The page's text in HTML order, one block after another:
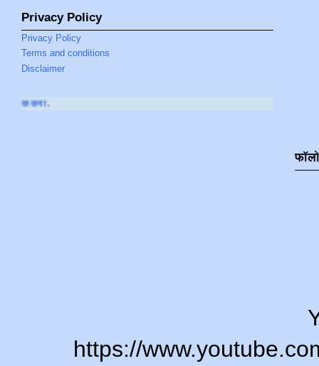
Privacy Policy
Privacy Policy
Terms and conditions
Disclaimer
https://